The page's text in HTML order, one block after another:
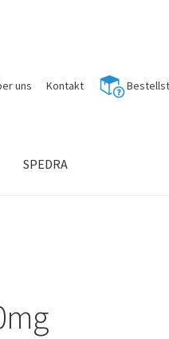
uns Kontakt
SPEDRA